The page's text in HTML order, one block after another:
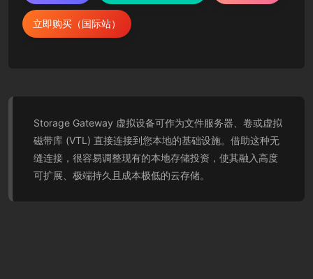
立即购买（国际站）
Storage Gateway 虚拟设备可作为文件服务器、卷或虚拟
磁带库 (VTL) 直接连接到您本地的基础设施。借助这种无
缝连接，很容易调整现有的本地存储投资，使其融入高度
可扩展、极端持久且成本极低的云存储。